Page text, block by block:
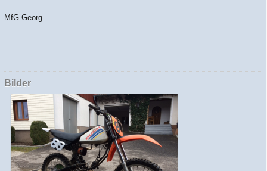
MfG Georg
Bilder